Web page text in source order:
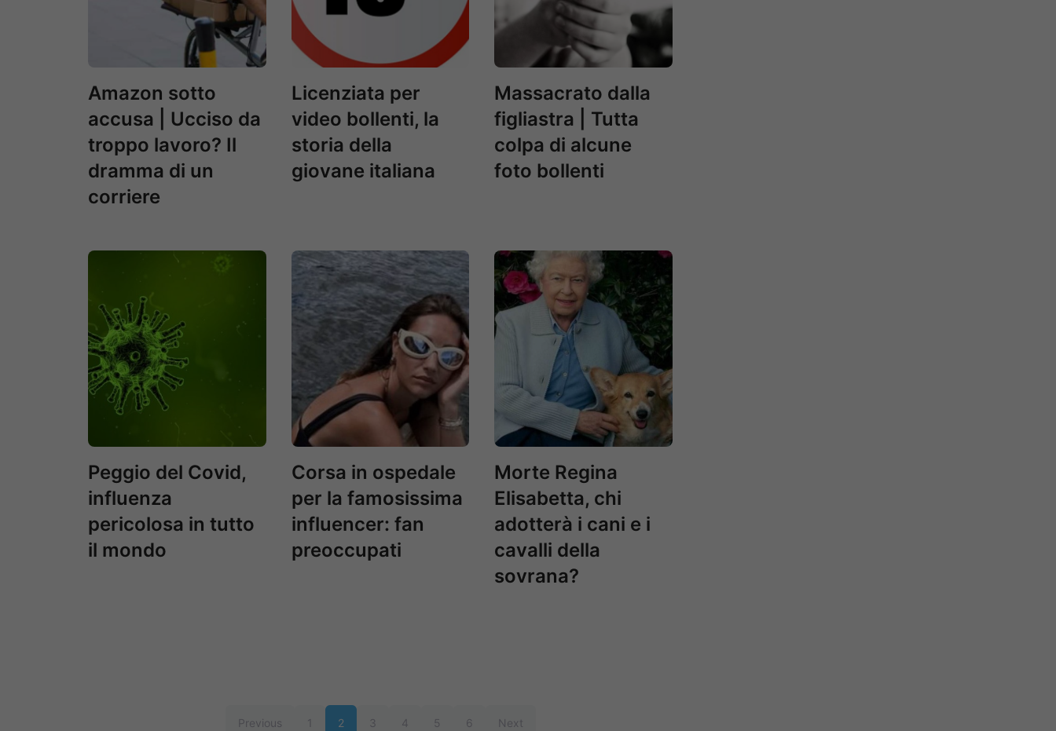
Amazon sotto
accusa | Ucciso da
troppo lavoro? Il
dramma di un
corriere
Licenziata per
video bollenti, la
storia della
giovane italiana
Massacrato dalla
figliastra | Tutta
colpa di alcune
foto bollenti
Peggio del Covid,
influenza
pericolosa in tutto
il mondo
Corsa in ospedale
per la famosissima
influencer: fan
preoccupati
Morte Regina
Elisabetta, chi
adotterà i cani e i
cavalli della
sovrana?
Previous 1 2 3 4 5 6 Next